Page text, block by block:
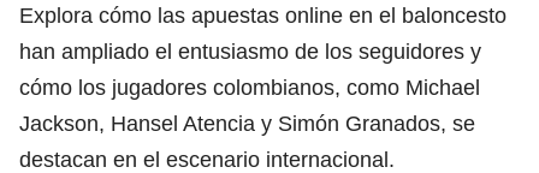
Explora cómo las apuestas online en el baloncesto
han ampliado el entusiasmo de los seguidores y
cómo los jugadores colombianos, como Michael
Jackson, Hansel Atencia y Simón Granados, se
destacan en el escenario internacional.